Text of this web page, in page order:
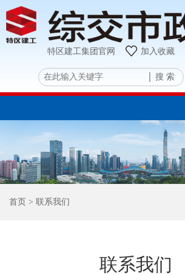
特区建工集团官网 加入收藏
搜 索
首页 > 联系我们
联系我们